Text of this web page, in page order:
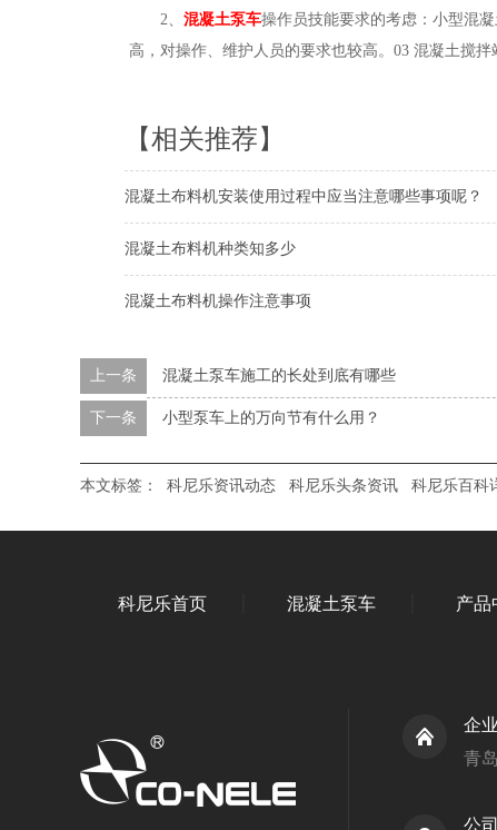
2、 混凝土泵车操作员技能要求的考虑：小型混
高，对操作、维护人员的要求也较高。03 混凝土搅
【相关推荐】
混凝土布料机安装使用过程中应当注意哪些事项呢？
混凝土布料机种类知多少
混凝土布料机操作注意事项
上一条 混凝土泵车施工的长处到底有哪些
下一条 小型泵车上的万向节有什么用？
本文标签： 科尼乐资讯动态 科尼乐头条资讯 科尼乐百科
科尼乐首页 混凝土泵车 产品
企
青
公